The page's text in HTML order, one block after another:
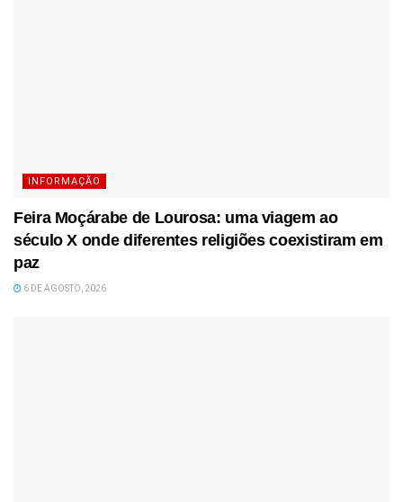
INFORMAÇÃO
Feira Moçárabe de Lourosa: uma viagem ao
século X onde diferentes religiões coexistiram em
paz
6 DE AGOSTO, 2026